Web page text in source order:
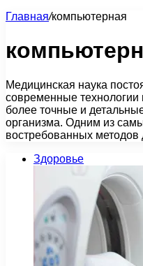
Главная/компьютерная
Медицинская наука
современные технологии
более точные и
организма. Одним из
востребованных
Здоровье